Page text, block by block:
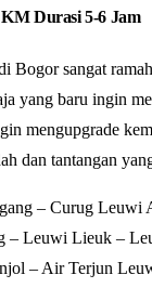
Durasi 5-6 Jam
Bogor sangat
yang baru ingin
mengupgrade
dan tantangan
– Curug Leuwi
– Leuwi Lieuk –
– Air Terjun